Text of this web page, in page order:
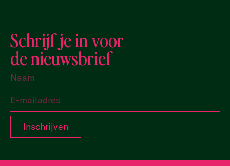
Schrijf je in voor
de nieuwsbrief